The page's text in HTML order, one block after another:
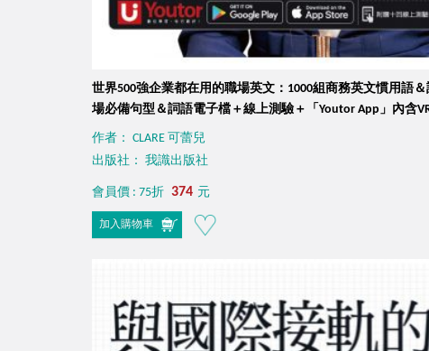
世界500強企業都在用的職場英文：1000組商務英文慣用語
場必備句型＆詞語電子檔＋線上測驗＋「Youtor App」內含
作者： CLARE 可蕾兒
出版社： 我識出版社
會員價 : 75折 374 元
加入購物車